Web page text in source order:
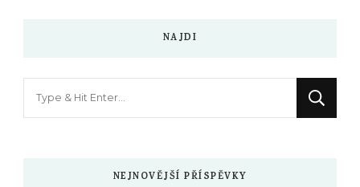
NAJDI
NEJNOVĚJŠÍ PŘÍSPĚVKY